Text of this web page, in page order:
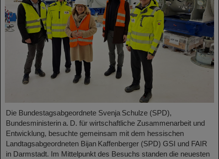
Die Bundestagsabgeordnete Svenja Schulze (SPD),
Bundesministerin a. D. für wirtschaftliche Zusammenarbeit und
Entwicklung, besuchte gemeinsam mit dem hessischen
Landtagsabgeordneten Bijan Kaffenberger (SPD) GSI und FAIR
in Darmstadt. Im Mittelpunkt des Besuchs standen die neuesten